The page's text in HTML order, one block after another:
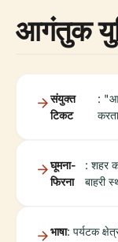
आगंतुक
संयुक्त
टिकट
:
घूमना-
फिरना
: शहर
बाहरी
भाषा: पर्यटक